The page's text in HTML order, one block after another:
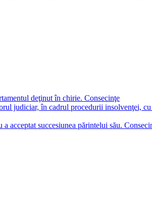
deţinut în chirie. Consecinţe
judiciar, în cadrul procedurii insolvenţei,
acceptat succesiunea părintelui său.